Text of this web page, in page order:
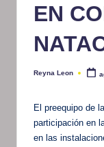
EN
Publicado
Reyna Leon
El preequipo de
participación en
en las